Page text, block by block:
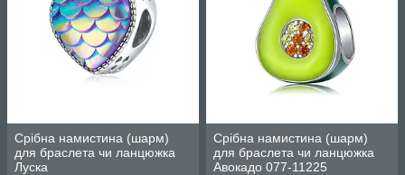
Срібна намистина (шарм)
для браслета чи ланцюжка
Луска
Срібна намистина (шарм)
для браслета чи ланцюжка
Авокадо 077-11225